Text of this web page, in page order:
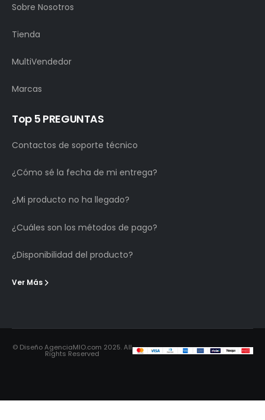
Sobre Nosotros
Tienda
MultiVendedor
Marcas
Top 5 PREGUNTAS
Contactos de soporte técnico
¿Cómo sé la fecha de mi entrega?
¿Mi producto no ha llegado?
¿Cuáles son los métodos de pago?
¿Disponibilidad del producto?
Ver Más
© Diseño AgenciaMIO.com 2025. All
Rights Reserved